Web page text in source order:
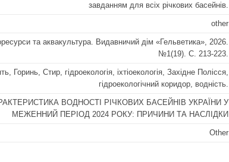
завданням для всіх річкових басейнів.
other
та аквакультура. Видавничий дім «Гельветика», 2026.
№1(19). С. 213-223.
Горинь, Стир, гідроекологія, іхтіоекологія, Західне Полісся,
гідроекологічний коридор, водність.
ВОДНОСТІ РІЧКОВИХ БАСЕЙНІВ УКРАЇНИ У
МЕЖЕННИЙ ПЕРІОД 2024 РОКУ: ПРИЧИНИ ТА НАСЛІДКИ
Other